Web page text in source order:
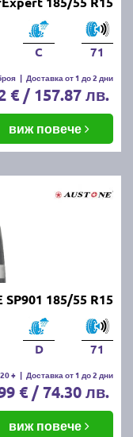
C 71
| Доставка от 1 до 2 дни
€ / 157.87 лв.
виж повече
185/55 R15
D 71
+ | Доставка от 1 до 2 дни
€ / 74.30 лв.
виж повече